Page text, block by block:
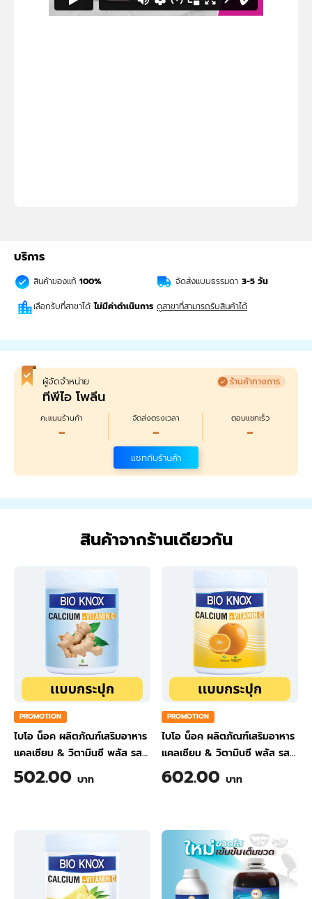
บริการ
สินค้าของแท้ 100% จัดส่งแบบธรรมดา 3-5 วัน
เลือกรับที่สาขาได้ ไม่มีค่าดำเนินการ ดูสาขาที่สามารถรับสินค้าได้
ผู้จัดจำหน่าย ร้านค้าทางการ
ทีพีไอ โพลีน
คะแนนร้านค้า
-
จัดส่งตรงเวลา
-
ตอบแชทเร็ว
-
แชทกับร้านค้า
สินค้าจากร้านเดียวกัน
PROMOTION
ไบโอ น็อค ผลิตภัณฑ์เสริมอาหาร
แคลเซียม & วิตามินซี พลัส รส
ขิง ขนาด 200 กรัม
502.00 บาท
PROMOTION
ไบโอ น็อค ผลิตภัณฑ์เสริมอาหาร
แคลเซียม & วิตามินซี พลัส รส
ส้ม ขนาด 200 กรัม
602.00 บาท